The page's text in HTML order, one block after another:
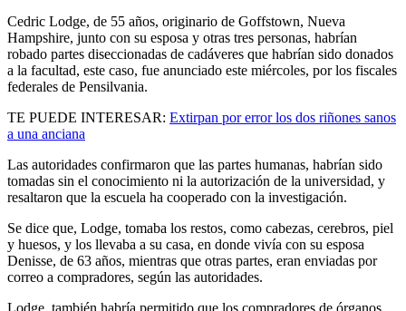
Cedric Lodge, de 55 años, originario de Goffstown, Nueva
Hampshire, junto con su esposa y otras tres personas, habrían
robado partes diseccionadas de cadáveres que habrían sido donados
a la facultad, este caso, fue anunciado este miércoles, por los fiscales
federales de Pensilvania.
TE PUEDE INTERESAR: Extirpan por error los dos riñones sanos
a una anciana
Las autoridades confirmaron que las partes humanas, habrían sido
tomadas sin el conocimiento ni la autorización de la universidad, y
resaltaron que la escuela ha cooperado con la investigación.
Se dice que, Lodge, tomaba los restos, como cabezas, cerebros, piel
y huesos, y los llevaba a su casa, en donde vivía con su esposa
Denisse, de 63 años, mientras que otras partes, eran enviadas por
correo a compradores, según las autoridades.